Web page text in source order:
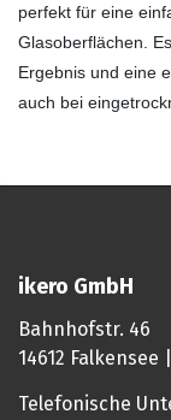
perfekt für eine
Glasoberflächen.
Ergebnis und eine
auch bei
ikero GmbH
Bahnhofstr. 46
14612
Telefonische